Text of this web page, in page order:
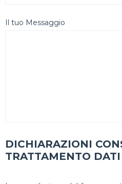
Il tuo Messaggio
DICHIARAZIONI
TRATTAMENTO DATI